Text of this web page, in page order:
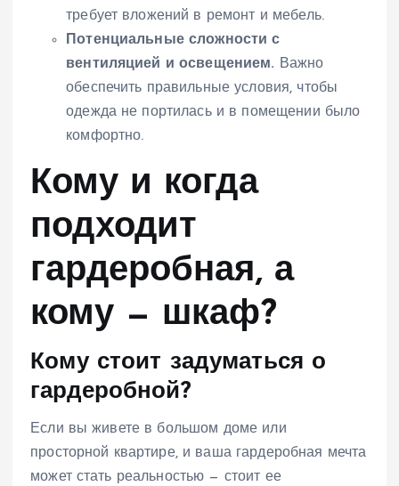
требует вложений в ремонт и мебель.
Потенциальные сложности с
вентиляцией и освещением. Важно
обеспечить правильные условия, чтобы
одежда не портилась и в помещении было
комфортно.
Кому и когда
подходит
гардеробная, а
кому — шкаф?
Кому стоит задуматься о
гардеробной?
Если вы живете в большом доме или
просторной квартире, и ваша гардеробная мечта
может стать реальностью — стоит ее